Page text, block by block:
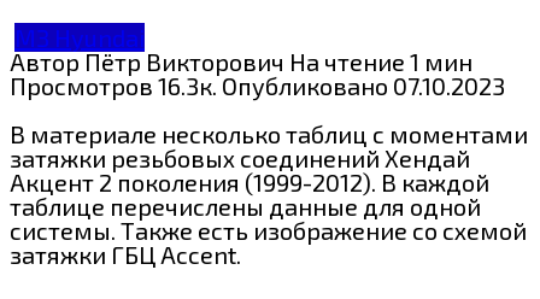
МЗ Hyundai
АвторПётр Викторович На чтение 1 мин
Просмотров 16.3к. Опубликовано 07.10.2023
В материале несколько таблиц с моментами
затяжки резьбовых соединений Хендай
Акцент 2 поколения (1999-2012). В каждой
таблице перечислены данные для одной
системы. Также есть изображение со схемой
затяжки ГБЦ Accent.